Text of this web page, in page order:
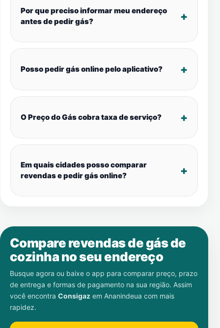
Por que preciso informar meu endereço
antes de pedir gás?
Posso pedir gás online pelo aplicativo?
O Preço do Gás cobra taxa de serviço?
Em quais cidades posso comparar
revendas e pedir gás online?
Compare revendas de gás de
cozinha no seu endereço
Busque agora ou baixe o app para comparar preço, prazo
de entrega e formas de pagamento na sua região. Assim
você encontra Consigaz em Ananindeua com mais
rapidez.